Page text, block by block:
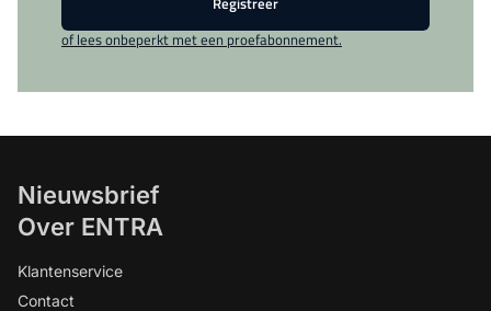
of lees onbeperkt met een proefabonnement.
Nieuwsbrief
Over ENTRA
Klantenservice
Contact